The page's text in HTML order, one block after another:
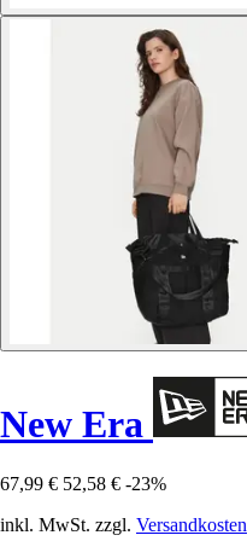
New Era
67,99 € 52,58 € -23%
inkl. MwSt. zzgl. Versandkosten